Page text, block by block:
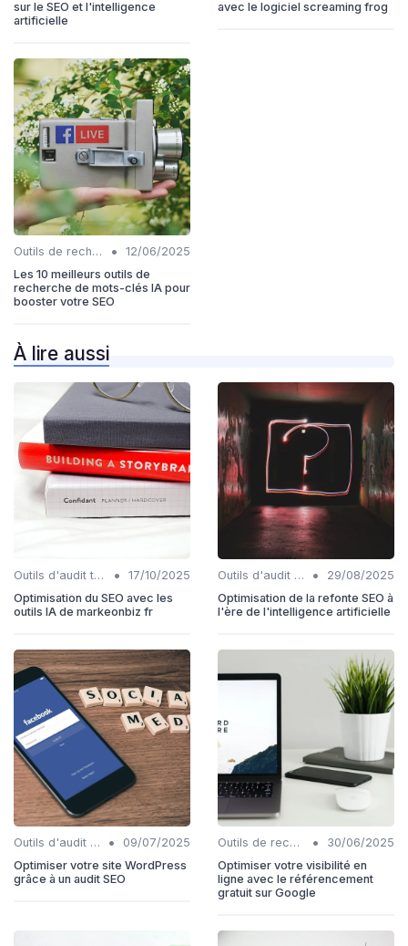
sur le SEO et l'intelligence
artificielle
avec le logiciel screaming frog
Outils de recherche de mots-clés IA •
12/06/2025
Les 10 meilleurs outils de
recherche de mots-clés IA pour
booster votre SEO
À lire aussi
Outils d'audit technique SEO •
17/10/2025
Optimisation du SEO avec les
outils IA de markeonbiz fr
Outils d'audit technique SEO •
29/08/2025
Optimisation de la refonte SEO à
l'ère de l'intelligence artificielle
Outils d'audit technique SEO •
09/07/2025
Optimiser votre site WordPress
grâce à un audit SEO
Outils de recherche de mots-clés IA •
30/06/2025
Optimiser votre visibilité en
ligne avec le référencement
gratuit sur Google